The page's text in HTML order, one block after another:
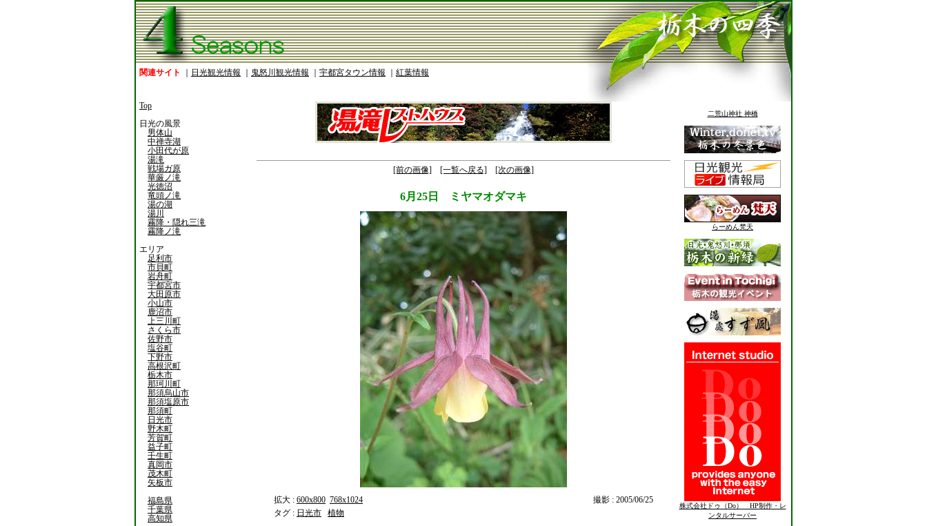
関連サイト 日光観光情報 鬼怒川観光情報 宇都宮タウン情報 紅葉情報
Top
日光の風景
男体山
中禅寺湖
小田代が原
湯滝
戦場ガ原
華厳ノ滝
光徳沼
竜頭ノ滝
湯の湖
湯川
霧降・隠れ三滝
霧降ノ滝
エリア
足利市
市貝町
岩舟町
宇都宮市
大田原市
小山市
鹿沼市
上三川町
さくら市
佐野市
塩谷町
下野市
高根沢町
栃木市
那珂川町
那須烏山市
那須塩原市
那須町
日光市
野木町
芳賀町
益子町
壬生町
真岡市
茂木町
矢板市
福島県
千葉県
高知県
[前の画像] [一覧へ戻る] [次の画像]
6月25日 ミヤマオダマキ
拡大 : 600x800 768x1024
撮影 : 2005/06/25
タグ : 日光市
植物
二荒山神社 神橋
らーめん梵天
株式会社ドゥ（Do） HP制作・レ
ンタルサーバー